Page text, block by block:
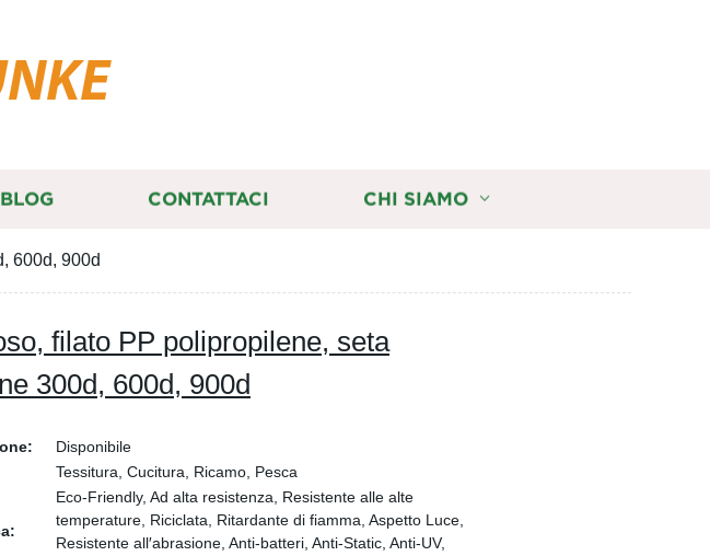
BLOG CONTATTACI CHI SIAMO
600d, 900d
filato PP polipropilene, seta
300d, 600d, 900d
Disponibile
Tessitura, Cucitura, Ricamo, Pesca
Eco-Friendly, Ad alta resistenza, Resistente alle alte
temperature, Riciclata, Ritardante di fiamma, Aspetto Luce,
Resistente all′abrasione, Anti-batteri, Anti-Static, Anti-UV,